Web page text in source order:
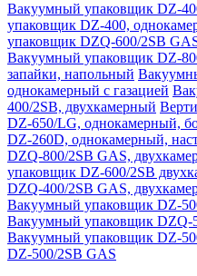
Вакуумный упаковщик DZ-
упаковщик DZ-400,
упаковщик DZQ-600/2SB
Вакуумный упаковщик DZ-
запайки, напольный
однокамерный с газацией
400/2SB, двухкамерный
DZ-650/LG, однокамерный,
DZ-260D, однокамерный,
DZQ-800/2SB GAS,
упаковщик DZ-600/2SB
DZQ-400/2SB GAS,
Вакуумный упаковщик DZ-
Вакуумный упаковщик DZQ-
Вакуумный упаковщик DZ-
DZ-500/2SB GAS